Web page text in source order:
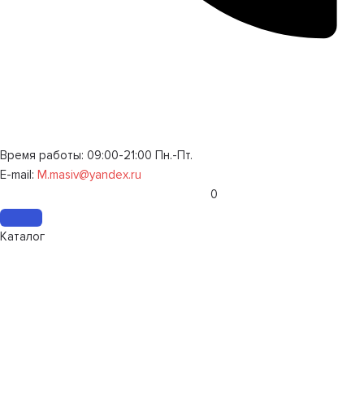
Время работы: 09:00-21:00 Пн.-Пт.
E-mail: M.masiv@yandex.ru
0
Каталог